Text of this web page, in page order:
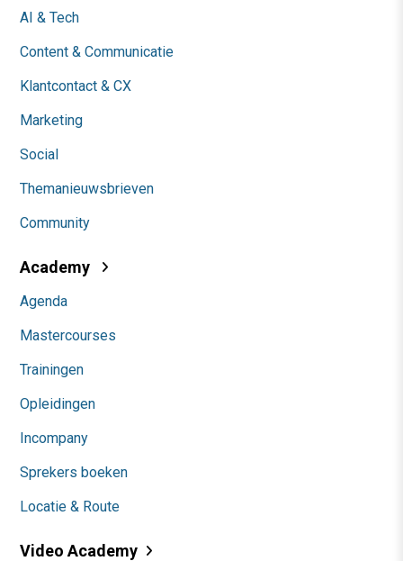
AI & Tech
Content & Communicatie
Klantcontact & CX
Marketing
Social
Themanieuwsbrieven
Community
Academy
Agenda
Mastercourses
Trainingen
Opleidingen
Incompany
Sprekers boeken
Locatie & Route
Video Academy